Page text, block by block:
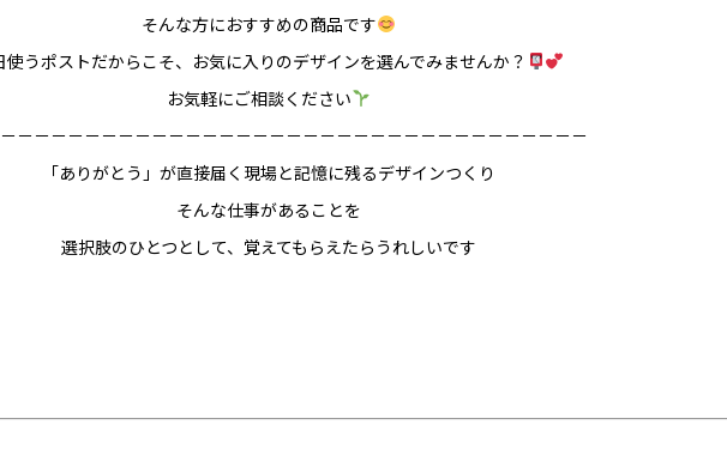
そんな方におすすめの商品です
使うポストだからこそ、お気に入りのデザインを選んでみませんか？
お気軽にご相談ください
－－－－－－－－－－－－－－－－－－－－－－－－－－－－－－－－－－
「ありがとう」が直接届く現場と記憶に残るデザインつくり
そんな仕事があることを
選択肢のひとつとして、覚えてもらえたらうれしいです